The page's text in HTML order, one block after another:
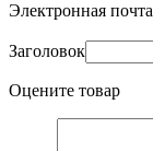
Электронная почта
Заголовок
Оцените товар